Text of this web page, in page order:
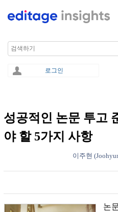
Search
로그인
성공적인 논문 투고
야 할 5가지 사항
이주현
논